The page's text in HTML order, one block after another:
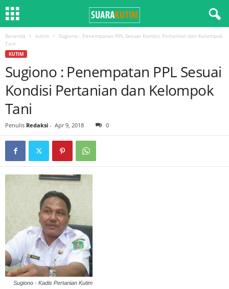
Beranda kutim
Sugiono : Penempatan PPL Sesuai Kondisi Pertanian dan Kelompok
Tani
KUTIM
Sugiono : Penempatan PPL Sesuai
Kondisi Pertanian dan Kelompok
Tani
Penulis Redaksi - Apr 9, 2018 0
Sugiono - Kadis Pertanian Kutim